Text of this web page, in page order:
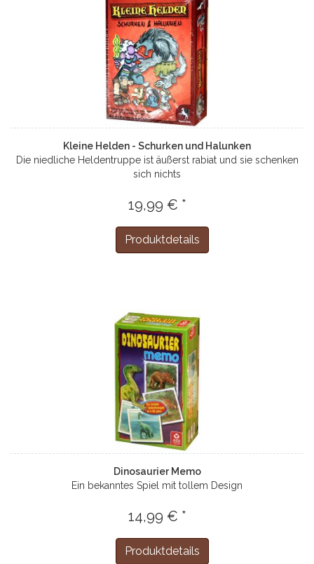
Kleine Helden - Schurken und Halunken
Die niedliche Heldentruppe ist äußerst rabiat und sie schenken
sich nichts
19,99 € *
Produktdetails
Dinosaurier Memo
Ein bekanntes Spiel mit tollem Design
14,99 € *
Produktdetails